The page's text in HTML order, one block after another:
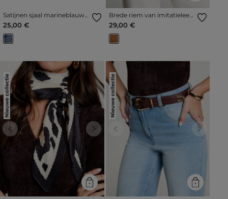
Satijnen sjaal marineblauw
vrouw
25,00 €
Brede riem van imitatieleer
camel vrouw
29,00 €
Nieuwe collectie
Previous Next
Nieuwe collectie
Previous Next